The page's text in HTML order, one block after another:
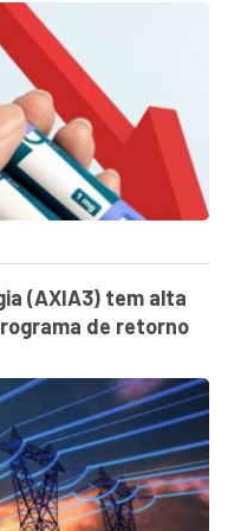
(AXIA3) tem alta
de retorno